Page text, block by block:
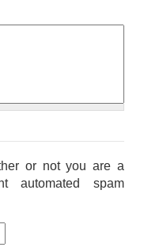
or not you are a
automated spam